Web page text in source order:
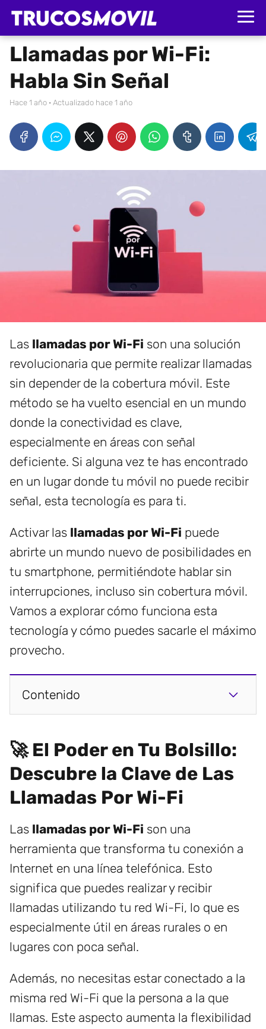
Llamadas por Wi-Fi:
Habla Sin Señal
hace 1 año · Actualizado hace 1 año
Las llamadas por Wi-Fi son una solución
revolucionaria que permite realizar llamadas
sin depender de la cobertura móvil. Este
método se ha vuelto esencial en un mundo
donde la conectividad es clave,
especialmente en áreas con señal
deficiente. Si alguna vez te has encontrado
en un lugar donde tu móvil no puede recibir
señal, esta tecnología es para ti.
Activar las llamadas por Wi-Fi puede
abrirte un mundo nuevo de posibilidades en
tu smartphone, permitiéndote hablar sin
interrupciones, incluso sin cobertura móvil.
Vamos a explorar cómo funciona esta
tecnología y cómo puedes sacarle el máximo
provecho.
Contenido
🚀 El Poder en Tu Bolsillo:
Descubre la Clave de Las
Llamadas Por Wi-Fi
Las llamadas por Wi-Fi son una
herramienta que transforma tu conexión a
Internet en una línea telefónica. Esto
significa que puedes realizar y recibir
llamadas utilizando tu red Wi-Fi, lo que es
especialmente útil en áreas rurales o en
lugares con poca señal.
Además, no necesitas estar conectado a la
misma red Wi-Fi que la persona a la que
llamas. Este aspecto aumenta la flexibilidad